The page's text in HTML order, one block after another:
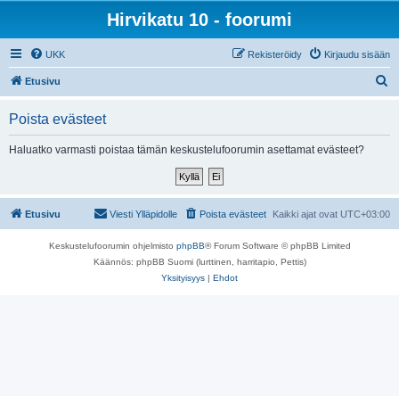
Hirvikatu 10 - foorumi
UKK Kirjaudu sisään
Rekisteröidy
Etusivu
Poista evästeet
Haluatko varmasti poistaa tämän keskustelufoorumin asettamat evästeet?
Etusivu Kaikki ajat ovat UTC+03:00
Poista evästeet
Viesti Ylläpidolle
Keskustelufoorumin ohjelmisto phpBB® Forum Software © phpBB Limited
Käännös: phpBB Suomi (lurttinen, harritapio, Pettis)
Yksityisyys | Ehdot